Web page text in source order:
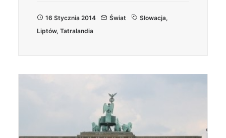
16 Stycznia 2014 Świat Słowacja,
Liptów, Tatralandia